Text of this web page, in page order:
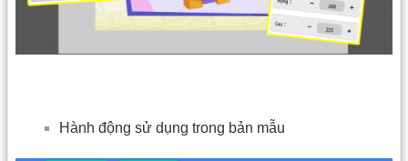
Hành động sử dụng trong bản mẫu